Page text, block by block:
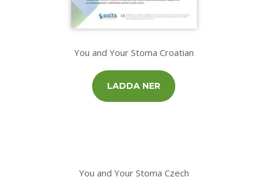
You and Your Stoma Croatian
LADDA NER
You and Your Stoma Czech